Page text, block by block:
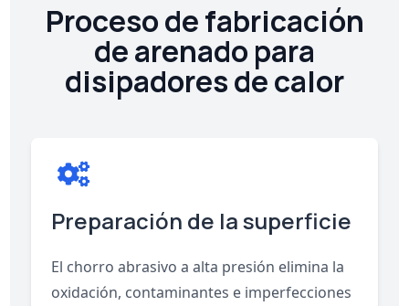
Proceso de fabricación
de arenado para
disipadores de calor
Preparación de la superficie
El chorro abrasivo a alta presión elimina la
oxidación, contaminantes e imperfecciones